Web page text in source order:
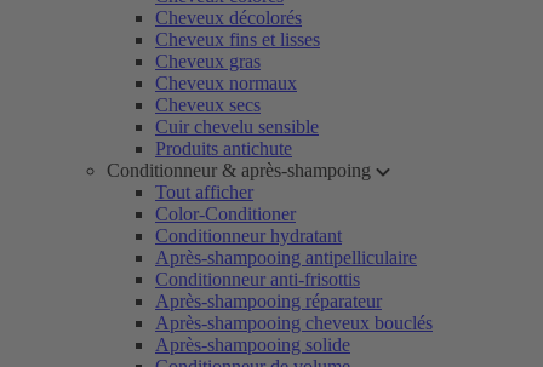
Cheveux décolorés
Cheveux fins et lisses
Cheveux gras
Cheveux normaux
Cheveux secs
Cuir chevelu sensible
Produits antichute
Conditionneur & après-shampoing
Tout afficher
Color-Conditioner
Conditionneur hydratant
Après-shampooing antipelliculaire
Conditionneur anti-frisottis
Après-shampooing réparateur
Après-shampooing cheveux bouclés
Après-shampooing solide